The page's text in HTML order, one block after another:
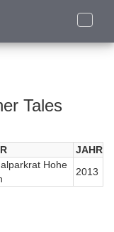
Toggle
Tales
JAHR
Hohe
2013